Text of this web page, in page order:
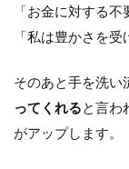
「お金に対する不
「私は豊かさを受
そのあと手を洗い
ってくれると言わ
がアップします。